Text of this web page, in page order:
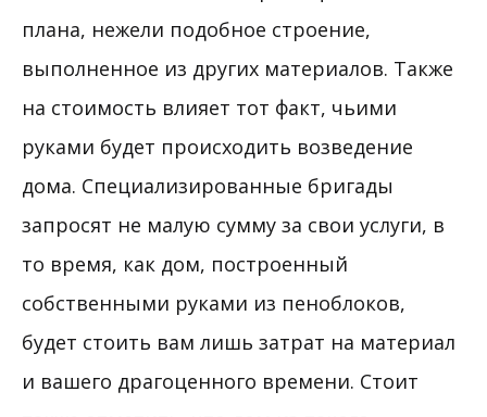
плана, нежели подобное строение,
выполненное из других материалов. Также
на стоимость влияет тот факт, чьими
руками будет происходить возведение
дома. Специализированные бригады
запросят не малую сумму за свои услуги, в
то время, как дом, построенный
собственными руками из пеноблоков,
будет стоить вам лишь затрат на материал
и вашего драгоценного времени. Стоит